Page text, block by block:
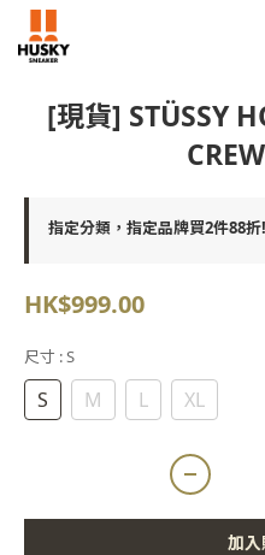
[現貨] STÜSSY
指定分類，指定品牌買2件88折!
HK$999.00
尺寸 : S
S M L XL
加